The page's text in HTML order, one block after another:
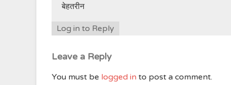
बेहतरीन
Log in to Reply
Leave a Reply
You must be logged in to post a comment.